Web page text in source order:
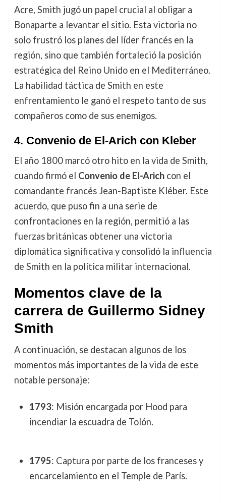
Acre, Smith jugó un papel crucial al obligar a
Bonaparte a levantar el sitio. Esta victoria no
solo frustró los planes del líder francés en la
región, sino que también fortaleció la posición
estratégica del Reino Unido en el Mediterráneo.
La habilidad táctica de Smith en este
enfrentamiento le ganó el respeto tanto de sus
compañeros como de sus enemigos.
4. Convenio de El-Arich con Kleber
El año 1800 marcó otro hito en la vida de Smith,
cuando firmó el Convenio de El-Arichcon el
comandante francés Jean-Baptiste Kléber. Este
acuerdo, que puso fin a una serie de
confrontaciones en la región, permitió a las
fuerzas británicas obtener una victoria
diplomática significativa y consolidó la influencia
de Smith en la política militar internacional.
Momentos clave de la
carrera de Guillermo Sidney
Smith
A continuación, se destacan algunos de los
momentos más importantes de la vida de este
notable personaje:
1793: Misión encargada por Hood para
incendiar la escuadra de Tolón.
1795: Captura por parte de los franceses y
encarcelamiento en el Temple de París.